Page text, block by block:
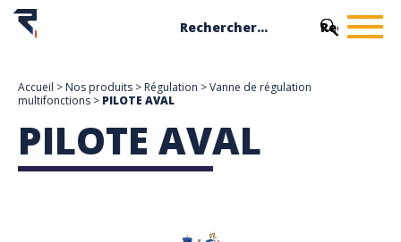
Accueil > Nos produits > Régulation >Vanne de régulation
multifonctions > PILOTE AVAL
PILOTE AVAL